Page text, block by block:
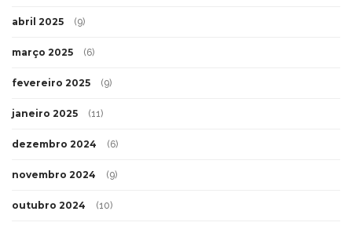
abril 2025 (9)
março 2025 (6)
fevereiro 2025 (9)
janeiro 2025 (11)
dezembro 2024 (6)
novembro 2024 (9)
outubro 2024 (10)